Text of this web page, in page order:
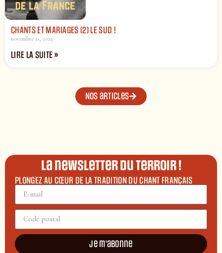
CHANTS ET MARIAGES (2) LE SUD !
novembre 11, 2025
LIRE LA SUITE »
Nos articles
La newsletter du terroir !
PLONGEZ AU CŒUR DE LA TRADITION DU CHANT FRANÇAIS
Je m'abonne